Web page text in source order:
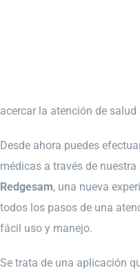
acercar la atención de
Desde ahora puedes
médicas a través de
Redgesam, una nueva
todos los pasos de una
fácil uso y manejo.
Se trata de una aplicación